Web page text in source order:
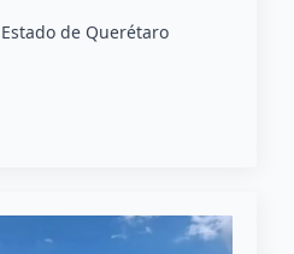
de Querétaro